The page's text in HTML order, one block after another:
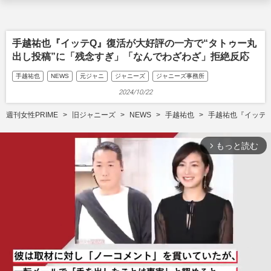
手越祐也『イッテQ』復活が大好評の一方で“タトゥー丸
出し投稿”に「残念すぎ」「なんでわざわざ」拒絶反応
手越祐也 NEWS 元ジャニ ジャニーズ ジャニーズ事務所
2024/10/22
週刊女性PRIME 旧ジャニーズ NEWS 手越祐也 手越祐也『イッテ
arrow_forward_ios もっと読む